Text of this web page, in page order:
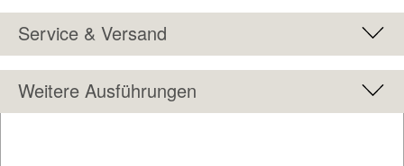
Service & Versand
Weitere Ausführungen